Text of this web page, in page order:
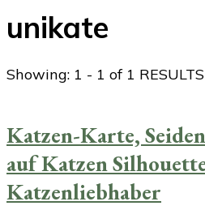
unikate
Showing: 1 - 1 of 1 RESULTS
Katzen-Karte,
auf Katzen
Katzenliebhaber